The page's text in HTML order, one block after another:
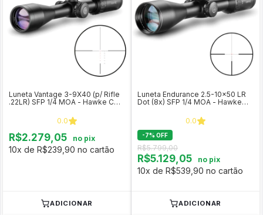
Luneta Vantage 3-9X40 (p/ Rifle
.22LR) SFP 1/4 MOA - Hawke COD
0.0
R$2.279,05 no pix
10x de R$239,90 no cartão
ADICIONAR
Luneta Endurance 2.5-10x50 LR
Dot (8x) SFP 1/4 MOA - Hawke
0.0
-7% OFF
R$5.799,00
R$5.129,05 no pix
10x de R$539,90 no cartão
ADICIONAR